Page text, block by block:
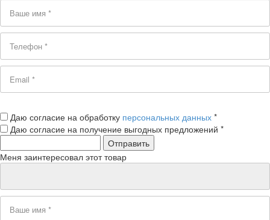
Даю согласие на обработку персональных данных *
Даю согласие на получение выгодных предложений *
Меня заинтересовал этот товар